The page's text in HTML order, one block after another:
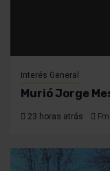
Interés General
Murió Jorge
23 horas atrás